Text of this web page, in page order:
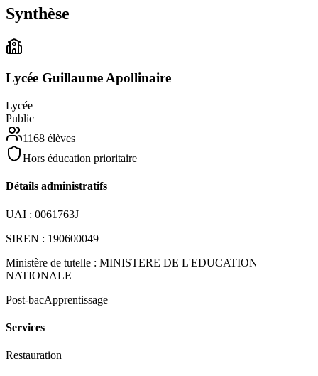
Synthèse
Lycée Guillaume Apollinaire
Lycée
Public
1168 élèves
Hors éducation prioritaire
Détails administratifs
UAI : 0061763J
SIREN : 190600049
Ministère de tutelle : MINISTERE DE L'EDUCATION
NATIONALE
Post-bacApprentissage
Services
Restauration